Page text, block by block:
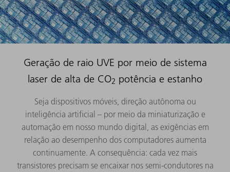
Geração de raio UVE por meio de sistema
laser de alta de CO2 potência e estanho
Seja dispositivos móveis, direção autônoma ou
inteligência artificial – por meio da miniaturização e
automação em nosso mundo digital, as exigências em
relação ao desempenho dos computadores aumenta
continuamente. A consequência: cada vez mais
transistores precisam se encaixar nos semi-condutores na